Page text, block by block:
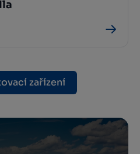
zařízení